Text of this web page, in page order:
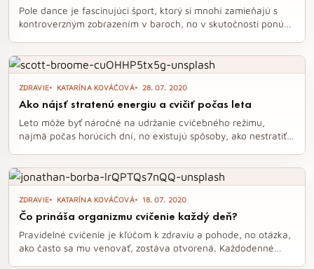
Pole dance je fascinujúci šport, ktorý si mnohí zamieňajú s
kontroverzným zobrazením v baroch, no v skutočnosti ponúka
naše dojmy a zistite, prečo sa tento ladný šport môže stať
vášňou na celý život. Nezabudnite, že aj keď je pole dance
náročný, je prístupný pre každého, kto sa nebojí výziev.
ZDRAVIE KATARÍNA KOVÁČOVÁ 28. 07. 2020
Ako nájsť stratenú energiu a cvičiť počas leta
Leto môže byť náročné na udržanie cvičebného režimu,
najmä počas horúcich dní, no existujú spôsoby, ako nestratiť
pomôcť udržať si návyk a zlepšiť náladu. Nezabúdajte ani na
dostatočný pitný režim, ktorý je v letných mesiacoch kľúčový
pre vašu energiu a pohodu.
ZDRAVIE KATARÍNA KOVÁČOVÁ 18. 07. 2020
Čo prináša organizmu cvičenie každý deň?
Pravidelné cvičenie je kľúčom k zdraviu a pohode, no otázka,
ako často sa mu venovať, zostáva otvorená. Každodenné